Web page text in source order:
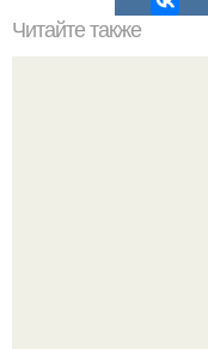
Читайте также